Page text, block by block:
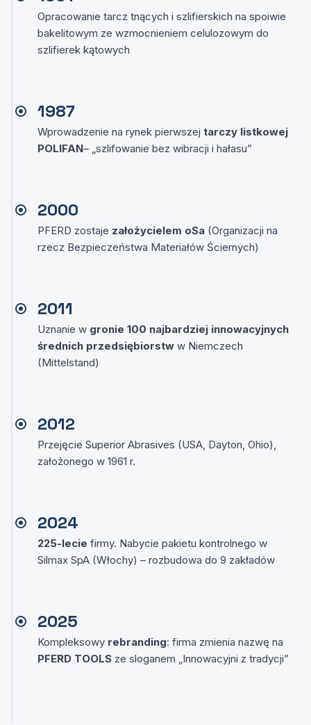
Opracowanie tarcz tnących i szlifierskich na spoiwie
bakelitowym ze wzmocnieniem celulozowym do
szlifierek kątowych
1987
Wprowadzenie na rynek pierwszej tarczy listkowej
POLIFAN– „szlifowanie bez wibracji i hałasu”
2000
PFERD zostaje założycielem oSa (Organizacji na
rzecz Bezpieczeństwa Materiałów Ściernych)
2011
Uznanie w gronie 100 najbardziej innowacyjnych
średnich przedsiębiorstw w Niemczech
(Mittelstand)
2012
Przejęcie Superior Abrasives (USA, Dayton, Ohio),
założonego w 1961 r.
2024
225-lecie firmy. Nabycie pakietu kontrolnego w
Silmax SpA (Włochy) – rozbudowa do 9 zakładów
2025
Kompleksowy rebranding: firma zmienia nazwę na
PFERD TOOLS ze sloganem „Innowacyjni z tradycji”